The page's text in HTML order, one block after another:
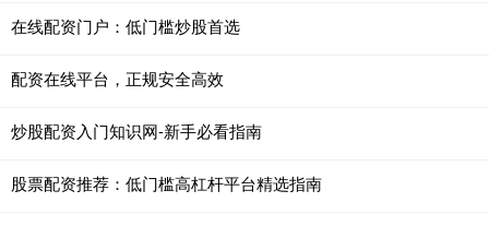
在线配资门户：低门槛炒股首选
配资在线平台，正规安全高效
炒股配资入门知识网-新手必看指南
股票配资推荐：低门槛高杠杆平台精选指南